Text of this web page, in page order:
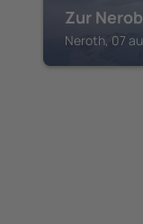
Zur
Neroth, 07